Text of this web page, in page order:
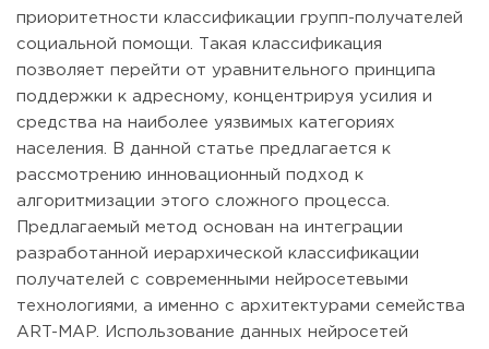
приоритетности классификации групп-получателей
социальной помощи. Такая классификация
позволяет перейти от уравнительного принципа
поддержки к адресному, концентрируя усилия и
средства на наиболее уязвимых категориях
населения. В данной статье предлагается к
рассмотрению инновационный подход к
алгоритмизации этого сложного процесса.
Предлагаемый метод основан на интеграции
разработанной иерархической классификации
получателей с современными нейросетевыми
технологиями, а именно с архитектурами семейства
ART-MAP. Использование данных нейросетей